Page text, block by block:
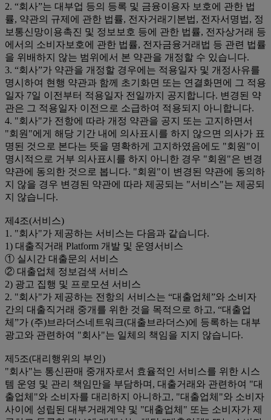
2. “회사”는 대부업 등의 등록 및 금융이용자 보호에 관한 법
률, 약관의 규제에 관한 법률, 전자거래기본법, 전자서명법, 정
보통신망이용촉진 및 정보보호 등에 관한 법률, 전자상거래 등
에서의 소비자보호에 관한 법률, 전자금융거래법 등 관련 법률
을 위배하지 않는 범위에서 본 약관을 개정할 수 있습니다.
3. “회사”가 약관을 개정할 경우에는 적용일자 및 개정사유를
명시하여 현행 약관과 함께 초기화면 또는 연결화면에 그 적용
일자 7일 이전부터 적용일자 전일까지 공지합니다. 변경된 약
관은 그 적용일자 이전으로 소급하여 적용되지 아니합니다.
4. "회사"가 전항에 따라 개정 약관을 공지 또는 고지하면서
"회원"에게 해당 기간 내에 의사표시를 하지 않으면 의사가 표
명된 것으로 본다는 뜻을 명확하게 고지하였음에도 "회원"이
명시적으로 거부 의사표시를 하지 아니한 경우 "회원"은 변경
약관에 동의한 것으로 봅니다. "회원"이 변경된 약관에 동의하
지 않을 경우 변경된 약관에 따라 제공되는 "서비스"는 제공되
지 않습니다.
제4조(서비스)
1. "회사"가 제공하는 서비스는 다음과 같습니다.
1) 대출직거래 Platform 개발 및 운영서비스
① 실시간 대출문의 서비스
② 대출업체 정보검색 서비스
2) 광고 집행 및 프로모션 서비스
2. "회사"가 제공하는 전항의 서비스는 “대출업체”와 소비자
간의 대출직거래 중개를 위한 것을 목적으로 하고, “대출업
체”가 (주)브라더스네트워크(대출브라더스)에 등록하는 대부
광고와 관련하여 "회사"는 일체의 책임을 지지 않습니다.
제5조(대리행위의 부인)
"회사"는 통신판매 중개자로서 효율적인 서비스를 위한 시스
템 운영 및 관리 책임만을 부담하며, 대출거래와 관련하여 "대
출업체"와 소비자를 대리하지 아니하고, "대출업체"와 소비자
사이에 성립된 대부거래계약 및 "대출업체" 또는 소비자가 제